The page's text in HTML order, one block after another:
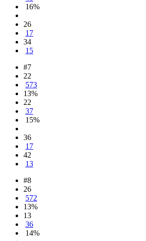
16%
26
17
34
15
#7
22
573
13%
22
37
15%
36
17
42
13
#8
26
572
13%
13
36
14%